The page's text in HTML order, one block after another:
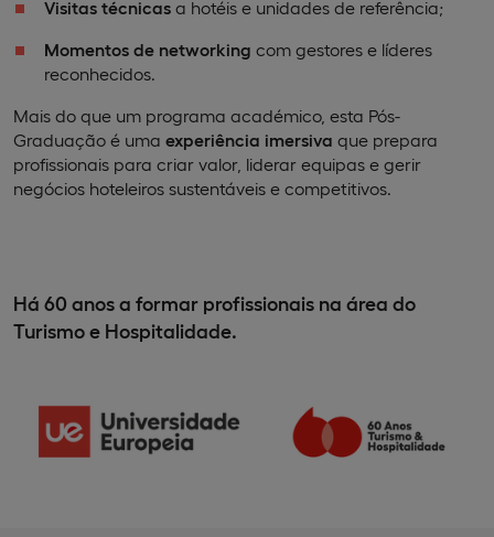
Visitas técnicas a hotéis e unidades de referência;
Momentos de networking com gestores e líderes
reconhecidos.
Mais do que um programa académico, esta Pós-
Graduação é uma experiência imersiva que prepara
profissionais para criar valor, liderar equipas e gerir
negócios hoteleiros sustentáveis e competitivos.
Há 60 anos a formar profissionais na área do
Turismo e Hospitalidade.